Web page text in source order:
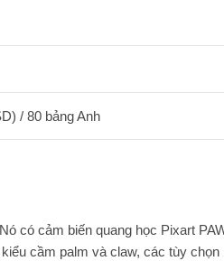
/ 80 bảng Anh
có cảm biến quang học Pixart
cầm palm và claw, các tùy chọn